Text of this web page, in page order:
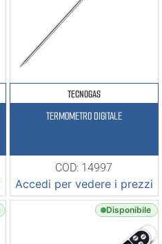
TECNOGAS
TERMOMETRO DIGITALE
COD: 14997
Accedi per vedere i prezzi
Disponibile